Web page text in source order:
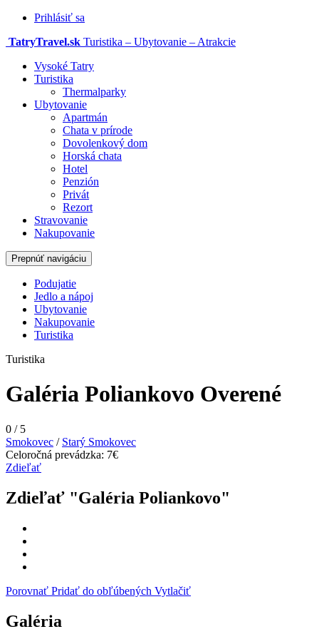
Prihlásiť sa
TatryTravel.sk Turistika – Ubytovanie – Atrakcie
Vysoké Tatry
Turistika
Thermalparky
Ubytovanie
Apartmán
Chata v prírode
Dovolenkový dom
Horská chata
Hotel
Penzión
Privát
Rezort
Stravovanie
Nakupovanie
Prepnúť navigáciu
Podujatie
Jedlo a nápoj
Ubytovanie
Nakupovanie
Turistika
Turistika
Galéria Poliankovo Overené
0 /5
Smokovec / Starý Smokovec
Celoročná prevádzka: 7€
Zdieľať
Zdieľať "Galéria Poliankovo"
Porovnať Pridať do obľúbených Vytlačiť
Galéria